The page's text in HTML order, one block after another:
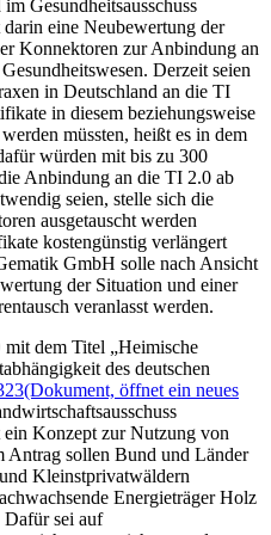
Gesundheitsausschuss
eine Neubewertung der
Konnektoren zur Anbindung an
Derzeit seien
in Deutschland an die TI
in diesem beziehungsweise
müssten, heißt es in dem
würden mit bis zu 300
Anbindung an die TI 2.0 ab
seien, stelle sich die
ausgetauscht werden
kostengünstig verlängert
GmbH solle nach Ansicht
der Situation und einer
veranlasst werden.
dem Titel „Heimische
des deutschen
(Dokument, öffnet ein neues
Konzept zur Nutzung von
Antrag sollen Bund und Länder
Kleinstprivatwäldern
Energieträger Holz
Dafür sei auf